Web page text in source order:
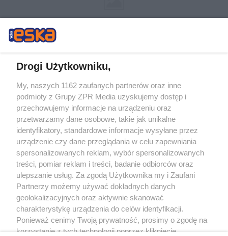
Żaden utwór zamieszczony w serwisie nie może być powielany i
rozpowszechniany lub dalej rozpowszechniany w jakikolwiek sposób (w
tym także elektroniczny lub mechaniczny) na jakimkolwiek polu
eksploatacji w jakiejkolwiek formie, włącznie z umieszczaniem w Internecie
bez pisemnej zgody właściciela praw. Jakiekolwiek użycie lub
wykorzystanie utworów w całości lub w części z naruszeniem prawa, tzn.
bez właściwej zgody, jest zabronione pod groźbą kary i może być ścigane
prawnie.
O nas
Drogi Użytkowniku,
My, naszych 1162 zaufanych partnerów oraz inne
podmioty z Grupy ZPR Media uzyskujemy dostęp i
przechowujemy informacje na urządzeniu oraz
przetwarzamy dane osobowe, takie jak unikalne
identyfikatory, standardowe informacje wysyłane przez
urządzenie czy dane przeglądania w celu zapewniania
spersonalizowanych reklam, wybór spersonalizowanych
treści, pomiar reklam i treści, badanie odbiorców oraz
ulepszanie usług. Za zgodą Użytkownika my i Zaufani
Partnerzy możemy używać dokładnych danych
geolokalizacyjnych oraz aktywnie skanować
charakterystykę urządzenia do celów identyfikacji.
Ponieważ cenimy Twoją prywatność, prosimy o zgodę na
korzystanie z tych technologii poprzez kliknięcie